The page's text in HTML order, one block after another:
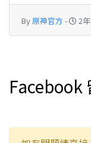
如有問題請直接